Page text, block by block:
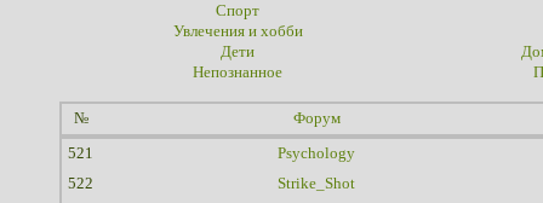
Спорт
Увлечения и хобби
Дети
Непознанное
№ Форум
521
Psychology
522
Strike_Shot